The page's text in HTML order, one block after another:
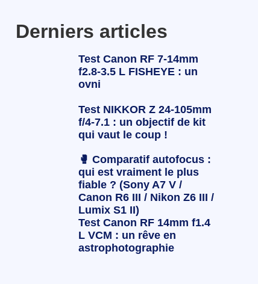
Derniers articles
Test Canon RF 7-14mm
f2.8-3.5 L FISHEYE : un
ovni
Test NIKKOR Z 24-105mm
f/4-7.1 : un objectif de kit
qui vaut le coup !
🥊 Comparatif autofocus :
qui est vraiment le plus
fiable ? (Sony A7 V /
Canon R6 III / Nikon Z6 III /
Lumix S1 II)
Test Canon RF 14mm f1.4
L VCM : un rêve en
astrophotographie